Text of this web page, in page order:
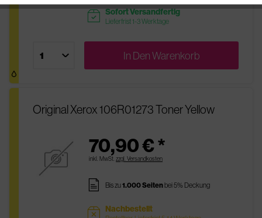
readytoship Sofort Versandfertig
Lieferfrist 1-3 Werktage
In DenWarenkorb
Original Xerox 106R01273 Toner Yellow
70,90 € *
inkl. MwSt. zzgl. Versandkosten
pages Bis zu1.000 Seitenbei 5% Deckung
sold Nachbestellt